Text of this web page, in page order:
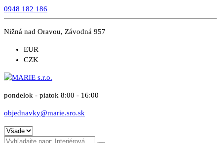
0948 182 186
Nižná nad Oravou, Závodná 957
EUR
CZK
pondelok - piatok 8:00 - 16:00
objednavky@marie.sro.sk